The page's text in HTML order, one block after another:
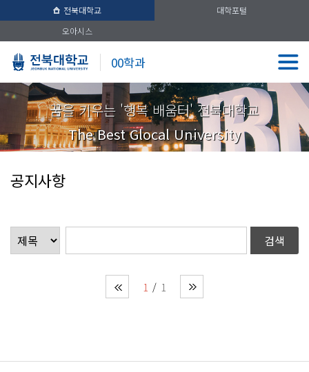
전북대학교
대학포털
오아시스
00학과
꿈을 키우는 '행복 배움터' 전북대학교
The Best Glocal University
공지사항
1 1